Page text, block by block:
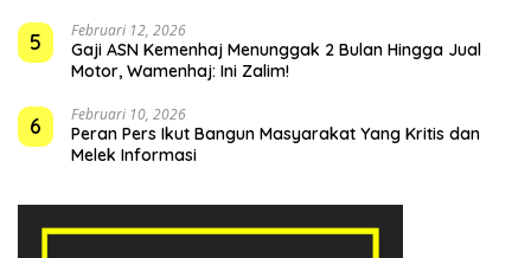
5 Februari 12, 2026
Gaji ASN Kemenhaj Menunggak 2 Bulan Hingga Jual
Motor, Wamenhaj: Ini Zalim!
6 Februari 10, 2026
Peran Pers Ikut Bangun Masyarakat Yang Kritis dan
Melek Informasi